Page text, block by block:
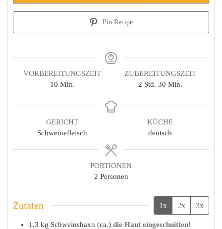
Pin Recipe
VORBEREITUNGSZEIT
10Minuten
Min.
ZUBEREITUNGSZEIT
2Stunden
Std. 30Minuten
Min.
GERICHT
Schweinefleisch
KÜCHE
deutsch
PORTIONEN
2 Personen
Zutaten 1x 2x 3x
1,3 kg Schweinshaxn (ca.) die Haut eingeschnitten!